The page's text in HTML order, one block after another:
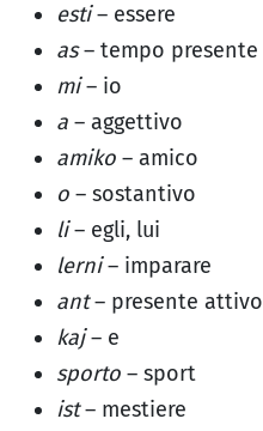
esti– essere
as– tempo presente
mi– io
a – aggettivo
amiko – amico
o – sostantivo
li– egli, lui
lerni– imparare
ant– presente attivo
kaj– e
sporto – sport
ist– mestiere